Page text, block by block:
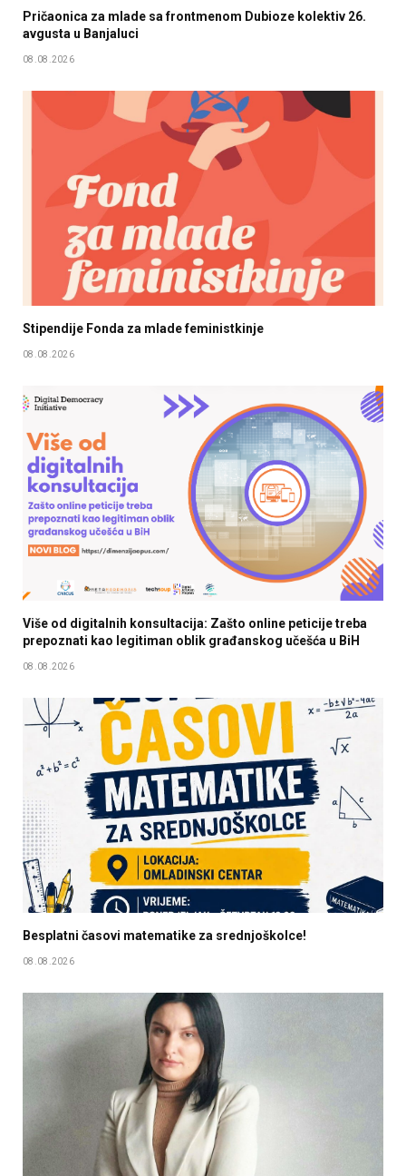
Pričaonica za mlade sa frontmenom Dubioze kolektiv 26.
avgusta u Banjaluci
08.08.2026
Stipendije Fonda za mlade feministkinje
08.08.2026
Više od digitalnih konsultacija: Zašto online peticije treba
prepoznati kao legitiman oblik građanskog učešća u BiH
08.08.2026
Besplatni časovi matematike za srednjoškolce!
08.08.2026